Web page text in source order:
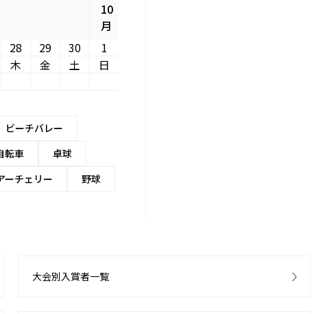
10
月
28 29 30
1
木 金 土
日
ビーチバレー
転車
卓球
ーチェリー
野球
大会別入賞者一覧